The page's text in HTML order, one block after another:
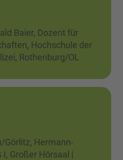
Baier, Dozent für
Hochschule der
Rothenburg/OL
Görlitz, Hermann-
Großer Hörsaal |